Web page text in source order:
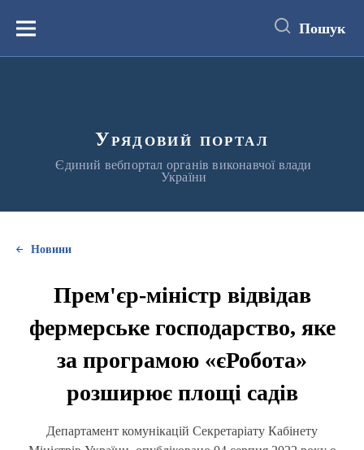
вмістуМеню Пошук
Урядовий портал
Єдиний вебпортал органів виконавчої влади
України
Новини
Прем'єр-міністр відвідав
фермерське господарство, яке
за програмою «єРобота»
розширює площі садів
Департамент комунікацій Секретаріату Кабінету